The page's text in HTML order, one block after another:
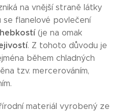
na vnější straně látky
se flanelové povlečení
(je na omak
. Z tohoto důvodu je
během chladných
tzv. mercerováním,
materiál vyrobený ze